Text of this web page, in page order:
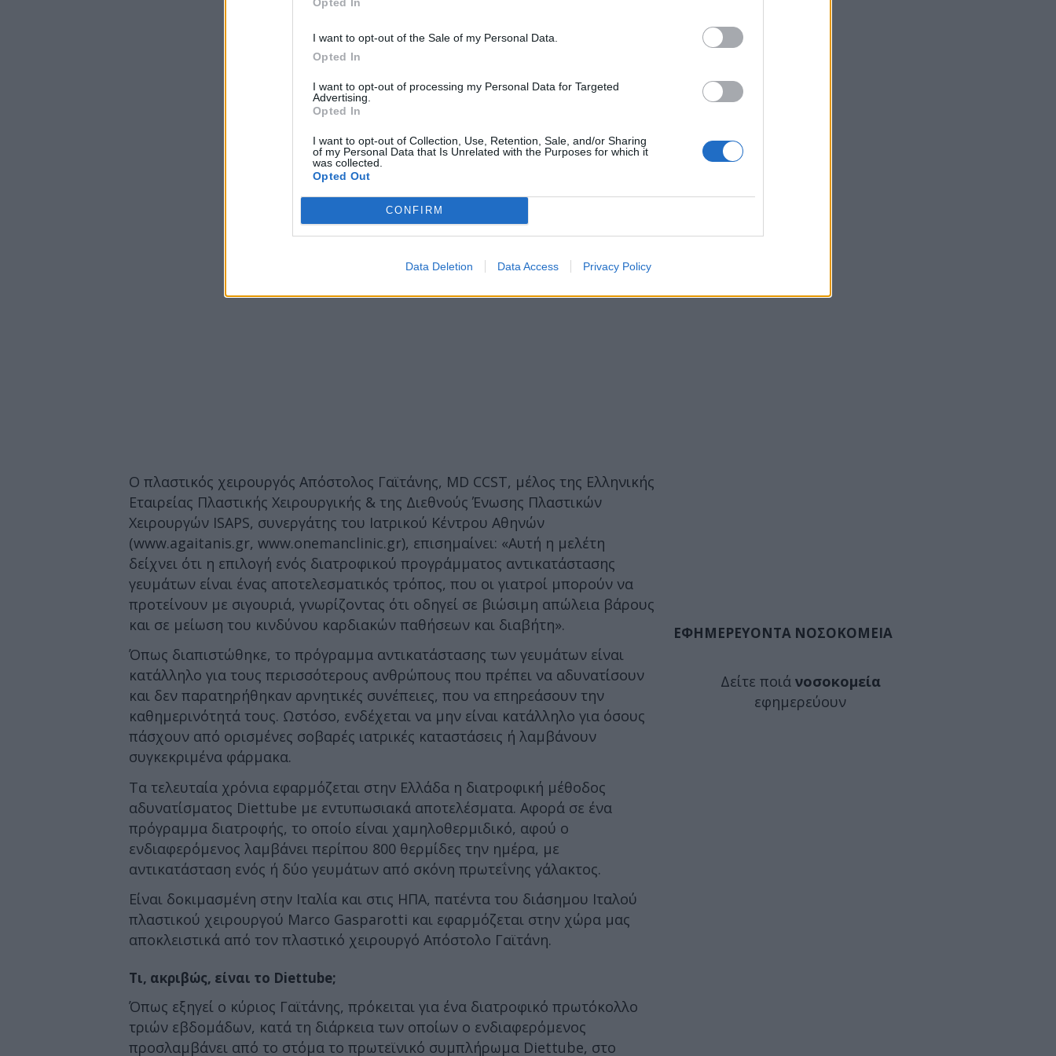
I want to opt-out of the Sale of my Personal Data.
Opted In
I want to opt-out of processing my Personal Data for Targeted
Advertising.
Opted In
I want to opt-out of Collection, Use, Retention, Sale, and/or Sharing
of my Personal Data that Is Unrelated with the Purposes for which it
was collected.
Opted Out
CONFIRM
Data Deletion Data Access Privacy Policy
Ο πλαστικός χειρουργός Απόστολος Γαϊτάνης, MD CCST, μέλος της Ελληνικής
Εταιρείας Πλαστικής Χειρουργικής & της Διεθνούς Ένωσης Πλαστικών
Χειρουργών ISAPS, συνεργάτης του Ιατρικού Κέντρου Αθηνών
(www.agaitanis.gr, www.onemanclinic.gr), επισημαίνει: «Αυτή η μελέτη
δείχνει ότι η επιλογή ενός διατροφικού προγράμματος αντικατάστασης
γευμάτων είναι ένας αποτελεσματικός τρόπος, που οι γιατροί μπορούν να
προτείνουν με σιγουριά, γνωρίζοντας ότι οδηγεί σε βιώσιμη απώλεια βάρους
και σε μείωση του κινδύνου καρδιακών παθήσεων και διαβήτη».
Όπως διαπιστώθηκε, το πρόγραμμα αντικατάστασης των γευμάτων είναι
κατάλληλο για τους περισσότερους ανθρώπους που πρέπει να αδυνατίσουν
και δεν παρατηρήθηκαν αρνητικές συνέπειες, που να επηρεάσουν την
καθημερινότητά τους. Ωστόσο, ενδέχεται να μην είναι κατάλληλο για όσους
πάσχουν από ορισμένες σοβαρές ιατρικές καταστάσεις ή λαμβάνουν
συγκεκριμένα φάρμακα.
Τα τελευταία χρόνια εφαρμόζεται στην Ελλάδα η διατροφική μέθοδος
αδυνατίσματος Diettube με εντυπωσιακά αποτελέσματα. Αφορά σε ένα
πρόγραμμα διατροφής, το οποίο είναι χαμηλοθερμιδικό, αφού ο
ενδιαφερόμενος λαμβάνει περίπου 800 θερμίδες την ημέρα, με
αντικατάσταση ενός ή δύο γευμάτων από σκόνη πρωτεΐνης γάλακτος.
Είναι δοκιμασμένη στην Ιταλία και στις ΗΠΑ, πατέντα του διάσημου Ιταλού
πλαστικού χειρουργού Marco Gasparotti και εφαρμόζεται στην χώρα μας
αποκλειστικά από τον πλαστικό χειρουργό Απόστολο Γαϊτάνη.
Τι, ακριβώς, είναι το Diettube;
Όπως εξηγεί ο κύριος Γαϊτάνης, πρόκειται για ένα διατροφικό πρωτόκολλο
τριών εβδομάδων, κατά τη διάρκεια των οποίων ο ενδιαφερόμενος
προσλαμβάνει από το στόμα το πρωτεϊνικό συμπλήρωμα Diettube, στο
ΕΦΗΜΕΡΕΥΟΝΤΑ ΝΟΣΟΚΟΜΕΙΑ
Δείτε ποιά νοσοκομεία
εφημερεύουν